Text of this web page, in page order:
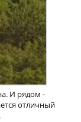
И рядом -
отличный